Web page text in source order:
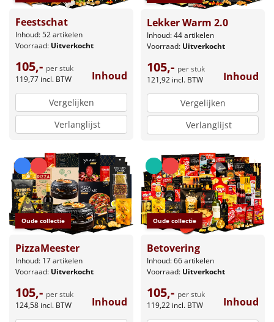
Feestschat
Inhoud: 52 artikelen
Voorraad: Uitverkocht
105,- per stuk
119,77 incl. BTW Inhoud
Vergelijken
Verlanglijst
Lekker Warm 2.0
Inhoud: 44 artikelen
Voorraad: Uitverkocht
105,- per stuk
121,92 incl. BTW Inhoud
Vergelijken
Verlanglijst
Oude collectie
PizzaMeester
Inhoud: 17 artikelen
Voorraad: Uitverkocht
105,- per stuk
124,58 incl. BTW Inhoud
Oude collectie
Betovering
Inhoud: 66 artikelen
Voorraad: Uitverkocht
105,- per stuk
119,22 incl. BTW Inhoud